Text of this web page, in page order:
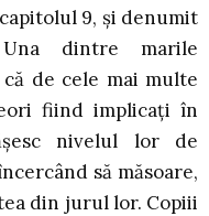
9, și denumit
dintre marile
de cele mai multe
fiind implicați în
nivelul lor de
să măsoare,
din jurul lor. Copiii